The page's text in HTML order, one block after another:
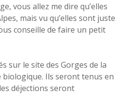
vous allez me dire qu’elles
mais vu qu’elles sont juste
conseille de faire un petit
sur le site des Gorges de la
biologique. Ils seront tenus en
déjections seront